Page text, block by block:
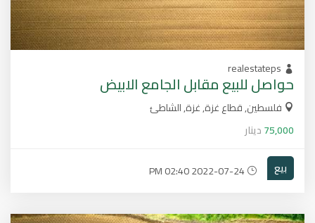
realestateps
حواصل للبيع مقابل الجامع الابيض
فلسطين, قطاع غزة, غزة, الشاطئ
75,000دينار
بيع